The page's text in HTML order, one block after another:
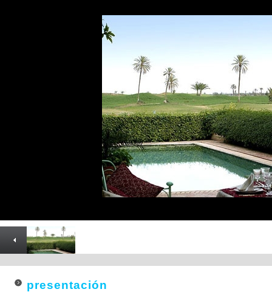
Aire acondicionado
Centro de negocios
Casino
Cursos pr�cticos y cursos
presentación